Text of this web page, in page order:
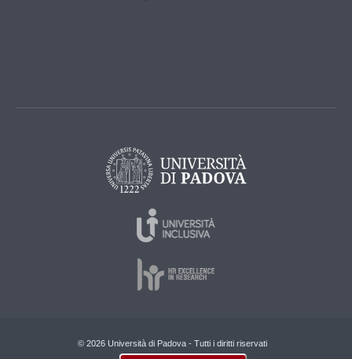
© 2026 Università di Padova - Tutti i diritti riservati